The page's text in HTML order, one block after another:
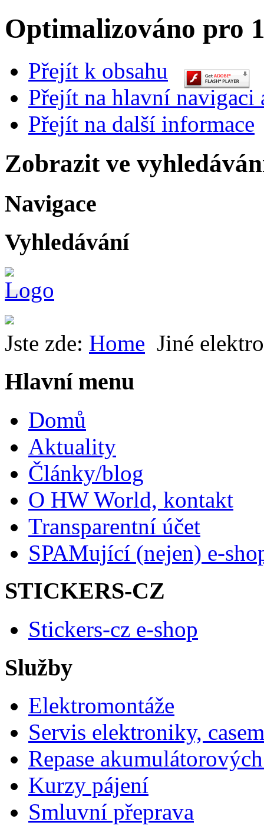
Optimalizováno pro
Přejít k obsahu
Přejít na hlavní navigaci
Přejít na další informace
Zobrazit ve
Navigace
Vyhledávání
Jste zde: Home Jiné
Hlavní menu
Domů
Aktuality
Články/blog
O HW World, kontakt
Transparentní účet
SPAMující (nejen) e-
STICKERS-CZ
Stickers-cz e-shop
Služby
Elektromontáže
Servis elektroniky,
Repase
Kurzy pájení
Smluvní přeprava